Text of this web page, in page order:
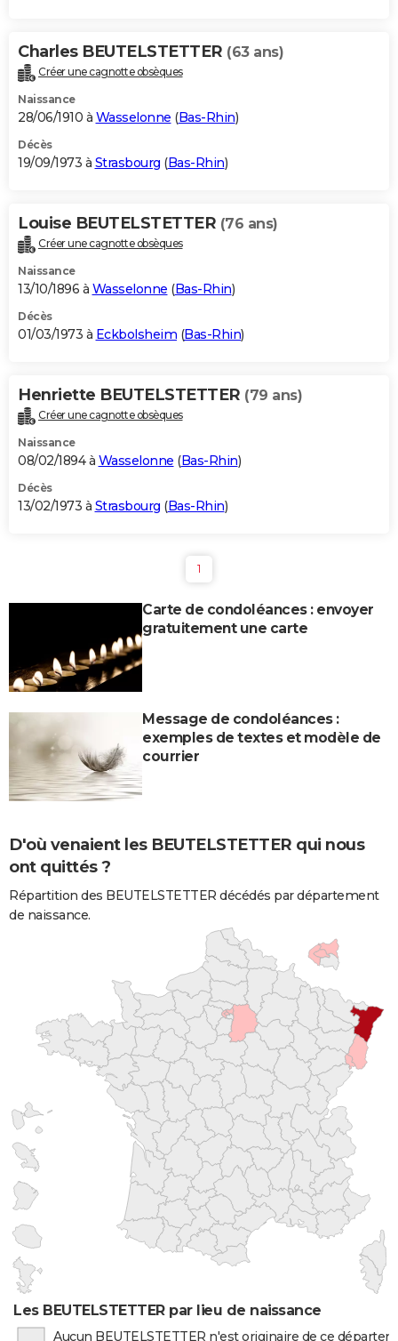
Charles BEUTELSTETTER (63 ans)
Créer une cagnotte obsèques
Naissance
28/06/1910 à Wasselonne (Bas-Rhin)
Décès
19/09/1973 à Strasbourg (Bas-Rhin)
Louise BEUTELSTETTER (76 ans)
Créer une cagnotte obsèques
Naissance
13/10/1896 à Wasselonne (Bas-Rhin)
Décès
01/03/1973 à Eckbolsheim (Bas-Rhin)
Henriette BEUTELSTETTER (79 ans)
Créer une cagnotte obsèques
Naissance
08/02/1894 à Wasselonne (Bas-Rhin)
Décès
13/02/1973 à Strasbourg (Bas-Rhin)
1
Carte de condoléances : envoyer
gratuitement une carte
Message de condoléances :
exemples de textes et modèle de
courrier
D'où venaient les BEUTELSTETTER qui nous
ont quittés ?
Répartition des BEUTELSTETTER décédés par département
de naissance.
Les BEUTELSTETTER par lieu de naissance
Aucun BEUTELSTETTER n'est originaire de ce